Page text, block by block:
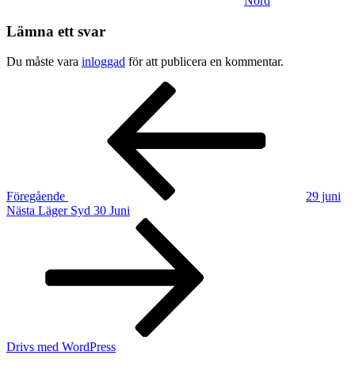
Lämna ett svar
Du måste vara inloggad för att publicera en kommentar.
Inläggsnavigering
Föregående
29 juni
Nästa
Nästa Läger Syd 30 Juni
Drivs med WordPress